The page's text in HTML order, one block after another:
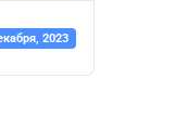
2023